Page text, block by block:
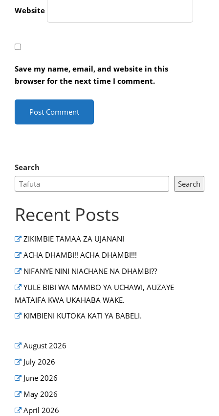
Website
Save my name, email, and website in this
browser for the next time I comment.
Search
Search
Recent Posts
ZIKIMBIE TAMAA ZA UJANANI
ACHA DHAMBI!! ACHA DHAMBI!!!
NIFANYE NINI NIACHANE NA DHAMBI??
YULE BIBI WA MAMBO YA UCHAWI, AUZAYE
MATAIFA KWA UKAHABA WAKE.
KIMBIENI KUTOKA KATI YA BABELI.
August 2026
July 2026
June 2026
May 2026
April 2026